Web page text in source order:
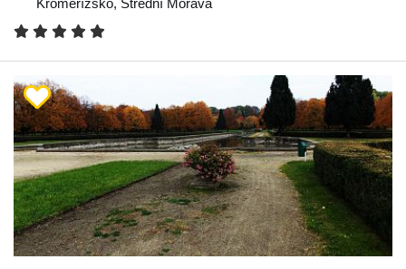
Kroměřížsko, Střední Morava